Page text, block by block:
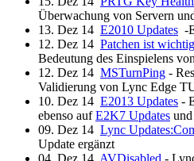
Überwachung von Servern
13. Dez 14 E2010 Updates -
12. Dez 14 Patchen ist wichtig
Bedeutung des Einspielens
12. Dez 14 MSTurnPing -
Validierung von Lync Edge
10. Dez 14 E2013 Updates -
ebenso aufE2K7 Updates und
09. Dez 14 Lync
Update ergänzt
04. Dez 14 AVDisabled -